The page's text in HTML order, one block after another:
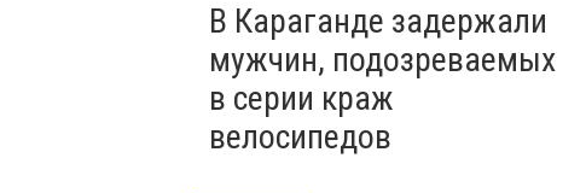
В Караганде задержали
мужчин, подозреваемых
в серии краж
велосипедов